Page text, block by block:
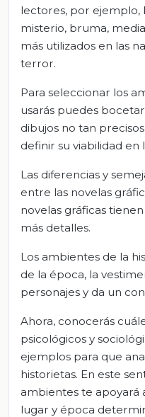
lectores, por ejemplo,
misterio, bruma,
más utilizados en las
terror.
Para seleccionar los
usarás puedes
dibujos no tan
definir su viabilidad en
Las diferencias y
entre las novelas
novelas gráficas
más detalles.
Los ambientes de la
de la época, la
personajes y da un
Ahora, conocerás
psicológicos y
ejemplos para que
historietas. En este
ambientes te apoyará
lugar y época